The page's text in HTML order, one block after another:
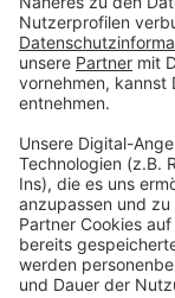
abschaffen!“
430.000
Anzeige
Anzeige